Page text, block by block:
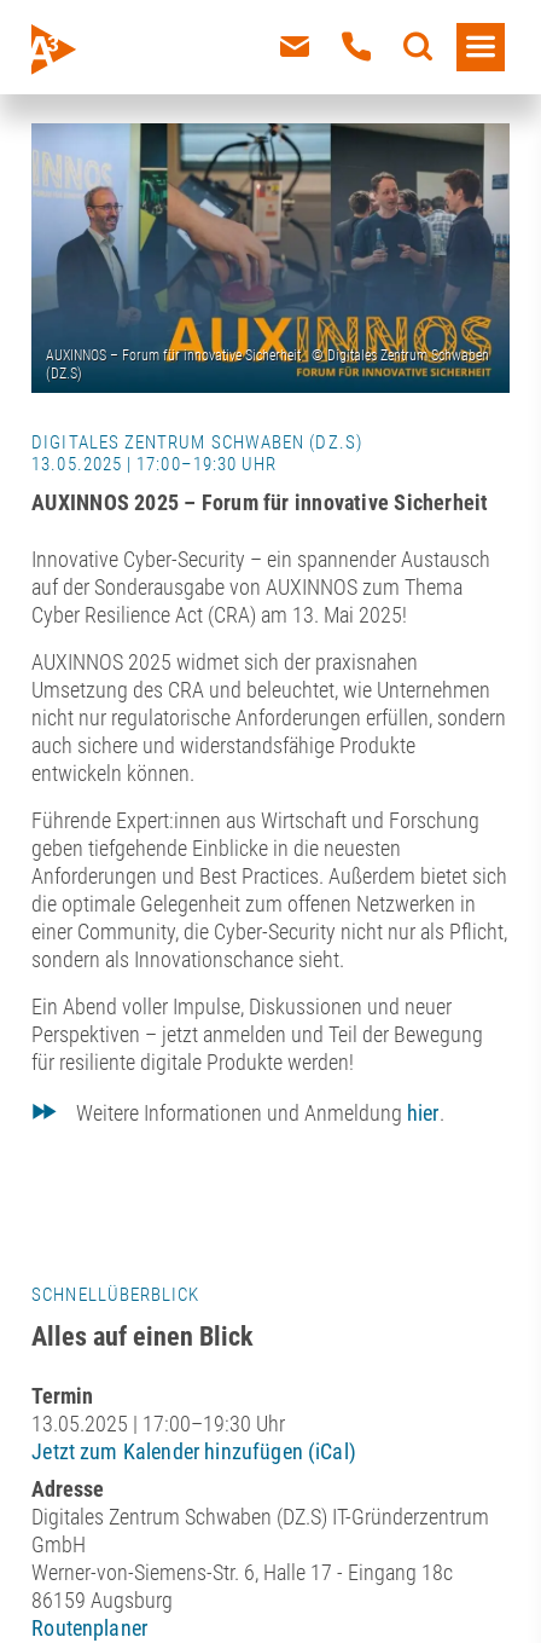
DIGITALES ZENTRUM SCHWABEN (DZ.S)
13.05.2025 | 17:00–19:30 UHR
AUXINNOS 2025 – Forum für innovative Sicherheit
Innovative Cyber-Security – ein spannender Austausch
auf der Sonderausgabe von AUXINNOS zum Thema
Cyber Resilience Act (CRA) am 13. Mai 2025!
AUXINNOS 2025 widmet sich der praxisnahen
Umsetzung des CRA und beleuchtet, wie Unternehmen
nicht nur regulatorische Anforderungen erfüllen, sondern
auch sichere und widerstandsfähige Produkte
entwickeln können.
Führende Expert:innen aus Wirtschaft und Forschung
geben tiefgehende Einblicke in die neuesten
Anforderungen und Best Practices. Außerdem bietet sich
die optimale Gelegenheit zum offenen Netzwerken in
einer Community, die Cyber-Security nicht nur als Pflicht,
sondern als Innovationschance sieht.
Ein Abend voller Impulse, Diskussionen und neuer
Perspektiven – jetzt anmelden und Teil der Bewegung
für resiliente digitale Produkte werden!
Weitere Informationen und Anmeldung hier.
SCHNELLÜBERBLICK
Alles auf einen Blick
Termin
13.05.2025 | 17:00–19:30 Uhr
Jetzt zum Kalender hinzufügen (iCal)
Adresse
Digitales Zentrum Schwaben (DZ.S) IT-Gründerzentrum
GmbH
Werner-von-Siemens-Str. 6, Halle 17 - Eingang 18c
86159 Augsburg
Routenplaner